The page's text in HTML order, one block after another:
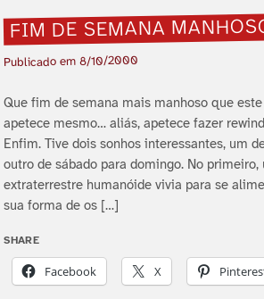
FIM DE SEMANA
Publicado em8/10/2000
Que fim de semana mais manhoso que
apetece mesmo… aliás, apetece fazer
Enfim. Tive dois sonhos interessantes, um
outro de sábado para domingo. No primeiro,
extraterrestre humanóide vivia para se
sua forma de os […]
SHARE
Facebook X